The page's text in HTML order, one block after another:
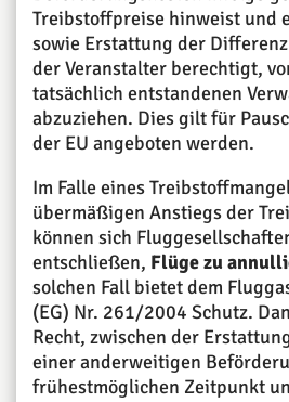
Treibstoffpreise hinweist und
sowie Erstattung der
der Veranstalter berechtigt,
tatsächlich entstandenen
abzuziehen. Dies gilt für
der EU angeboten werden.
Im Falle eines
übermäßigen Anstiegs der
können sich
entschließen, Flüge zu
solchen Fall bietet dem
(EG) Nr. 261/2004 Schutz.
Recht, zwischen der
einer anderweitigen
frühestmöglichen Zeitpunkt